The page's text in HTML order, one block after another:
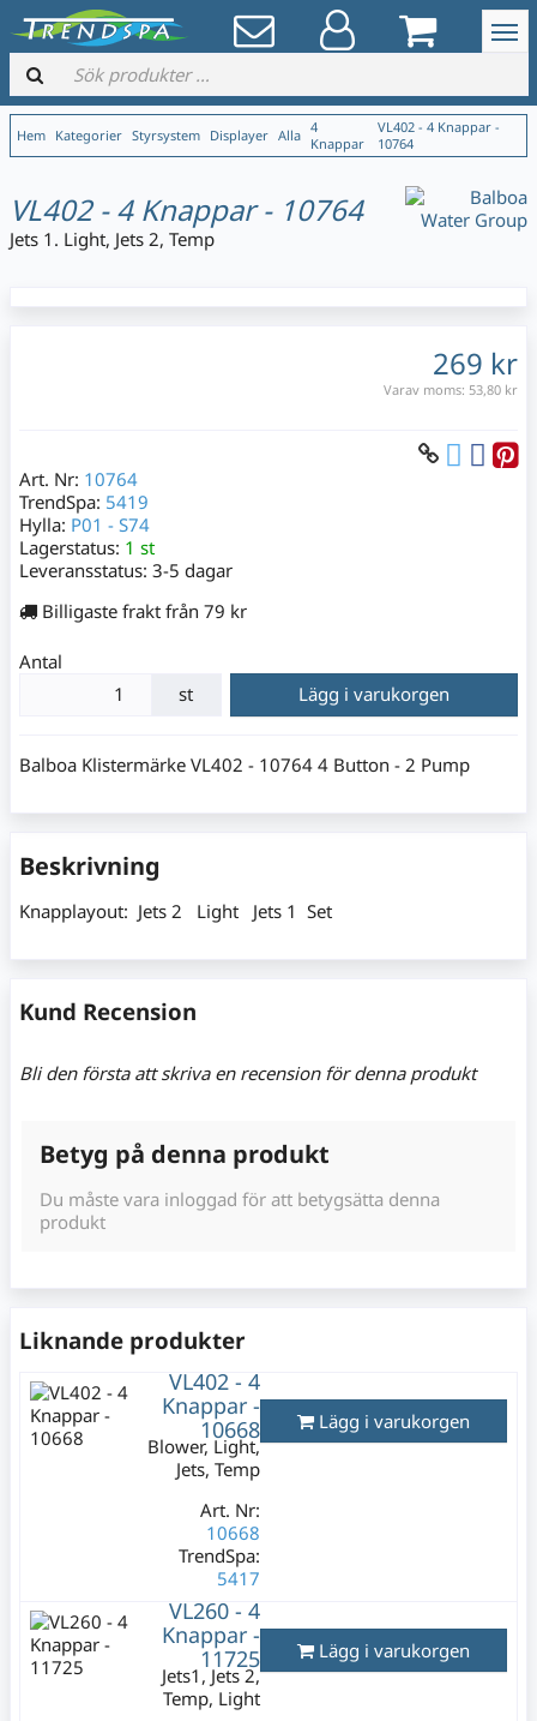
Hem Kategorier Styrsystem Displayer Alla 4
Knappar
VL402 - 4 Knappar -
10764
VL402 - 4 Knappar - 10764
Jets 1. Light, Jets 2, Temp
269 kr
Varav moms: 53,80 kr
Art. Nr: 10764
TrendSpa: 5419
Hylla: P01 - S74
Lagerstatus: 1 st
Leveransstatus: 3-5 dagar
Billigaste frakt från 79 kr
Antal
st
Lägg i varukorgen
Balboa Klistermärke VL402 - 10764 4 Button - 2 Pump
Beskrivning
Knapplayout: Jets 2 Light Jets 1 Set
Kund Recension
Bli den första att skriva en recension för denna produkt
Betyg på denna produkt
Du måste vara inloggad för att betygsätta denna
produkt
Liknande produkter
VL402 - 4
Knappar -
10668
Blower, Light,
Jets, Temp
Art. Nr:
10668
TrendSpa:
5417
Lagerstatus:
1 st
395 kr
Varav moms:79
kr
Lägg i varukorgen
VL260 - 4
Knappar -
11725
Jets1, Jets 2,
Temp, Light
Lägg i varukorgen